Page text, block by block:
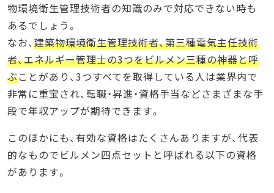
物環境衛生管理技術者の知識のみで対応できない時も
あるでしょう。
なお、建築物環境衛生管理技術者、第三種電気主任技術
者、エネルギー管理士の3つをビルメン三種の神器と呼
ぶことがあり、3つすべてを取得している人は業界内で
非常に重宝され、転職・昇進・資格手当などさまざまな手
段で年収アップが期待できます。
このほかにも、有効な資格はたくさんありますが、代表
的なものでビルメン四点セットと呼ばれる以下の資格
があります。